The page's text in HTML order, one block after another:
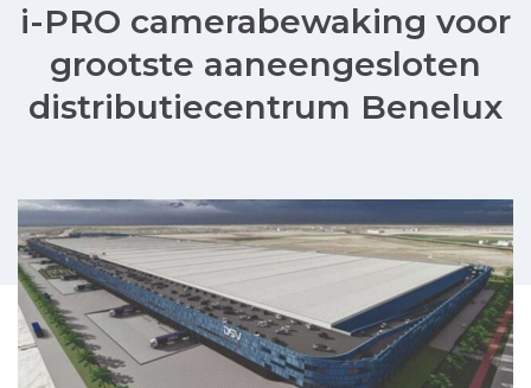
i-PRO camerabewaking voor
grootste aaneengesloten
distributiecentrum Benelux